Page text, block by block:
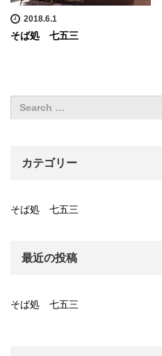
2018.6.1
そば処 七五三
カテゴリー
そば処 七五三
最近の投稿
そば処 七五三